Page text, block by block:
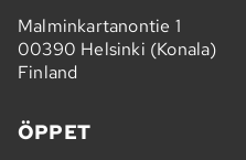
Malminkartanontie 1
00390 Helsinki (Konala)
Finland
ÖPPET